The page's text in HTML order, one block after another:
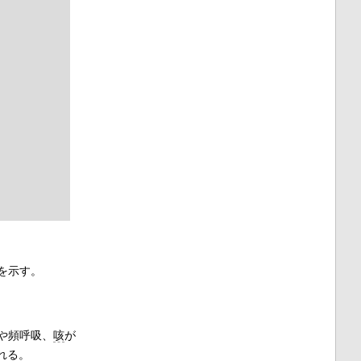
示す。
頻呼吸、 咳が
る。